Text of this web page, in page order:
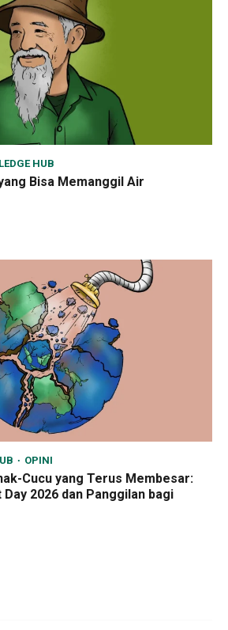
HUB
Bisa Memanggil Air
OPINI
Cucu yang Terus Membesar:
2026 dan Panggilan bagi